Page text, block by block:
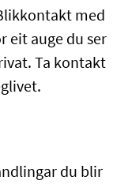
med
eit auge du ser
Ta kontakt
du blir